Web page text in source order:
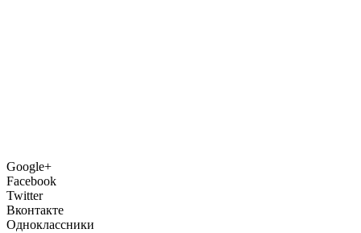
Google+
Facebook
Twitter
Вконтакте
Одноклассники